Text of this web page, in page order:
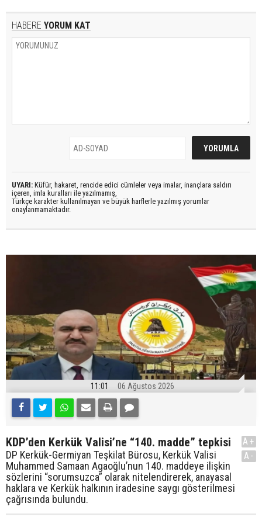
HABERE YORUM KAT
UYARI: Küfür, hakaret, rencide edici cümleler veya imalar, inançlara saldırı
içeren, imla kuralları ile yazılmamış,
Türkçe karakter kullanılmayan ve büyük harflerle yazılmış yorumlar
onaylanmamaktadır.
11:01 06 Ağustos 2026
KDP’den Kerkük Valisi’ne “140. madde” tepkisi
DP Kerkük-Germiyan Teşkilat Bürosu, Kerkük Valisi
Muhammed Samaan Agaoğlu’nun 140. maddeye ilişkin
sözlerini “sorumsuzca” olarak nitelendirerek, anayasal
haklara ve Kerkük halkının iradesine saygı gösterilmesi
çağrısında bulundu.
A+
A-